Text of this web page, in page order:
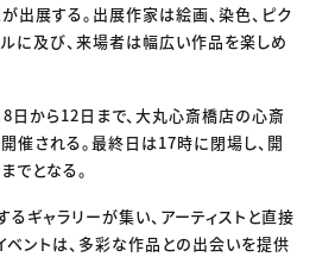
出展する。出展作家は絵画、染色、ピク
に及び、来場者は幅広い作品を楽しめ
日から12日まで、大丸心斎橋店の心斎
催される。最終日は17時に閉場し、開
でとなる。
ギャラリーが集い、アーティストと直接
ントは、多彩な作品との出会いを提供